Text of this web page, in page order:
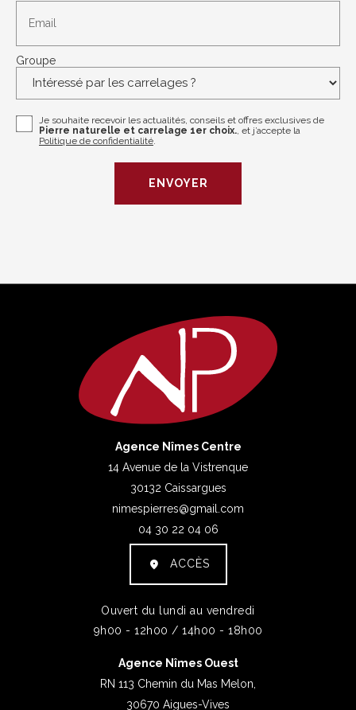
Email
Groupe
Je souhaite recevoir les actualités, conseils et offres exclusives de
Pierre naturelle et carrelage 1er choix., et j’accepte la
Politique de confidentialité.
Agence Nîmes Centre
14 Avenue de la Vistrenque
30132 Caissargues
nimespierres@gmail.com
04 30 22 04 06
ACCÈS
Ouvert du lundi au vendredi
9h00 - 12h00 / 14h00 - 18h00
Agence Nîmes Ouest
RN 113 Chemin du Mas Melon,
30670 Aigues-Vives